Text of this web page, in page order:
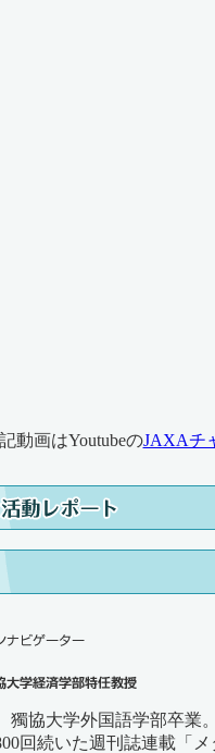
動画はYoutubeのJAXAチ
獨協大学外国語学部卒業。
回続いた週刊誌連載「